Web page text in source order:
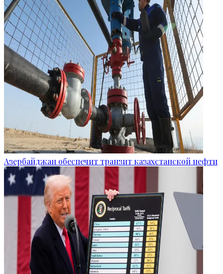
Азербайджан обеспечит транзит казахстанской нефти